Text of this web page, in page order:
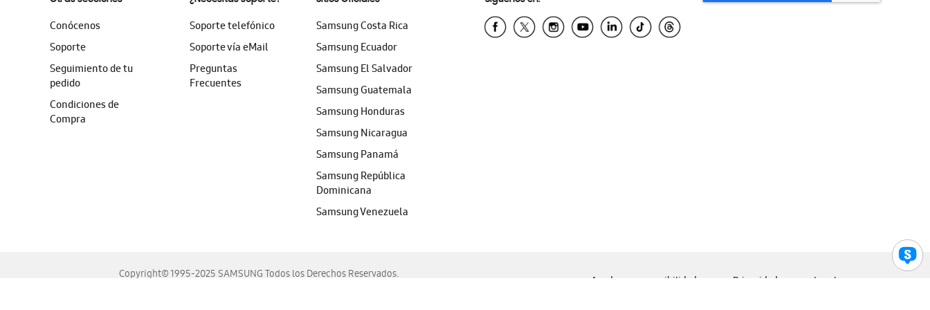
Conócenos
Soporte
Seguimiento de tu
pedido
Condiciones de
Compra
Soporte telefónico
Soporte vía eMail
Preguntas
Frecuentes
Samsung Costa Rica
Samsung Ecuador
Samsung El Salvador
Samsung Guatemala
Samsung Honduras
Samsung Nicaragua
Samsung Panamá
Samsung República
Dominicana
Samsung Venezuela
Copyright© 1995-2025 SAMSUNG Todos los Derechos Reservados.
Ayuda para accesibilidad Privacidad Legal